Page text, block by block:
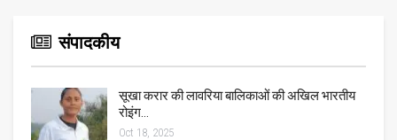
संपादकीय
सूखा करार की लावरिया बालिकाओं की अखिल भारतीय
रोइंग…
Oct 18, 2025